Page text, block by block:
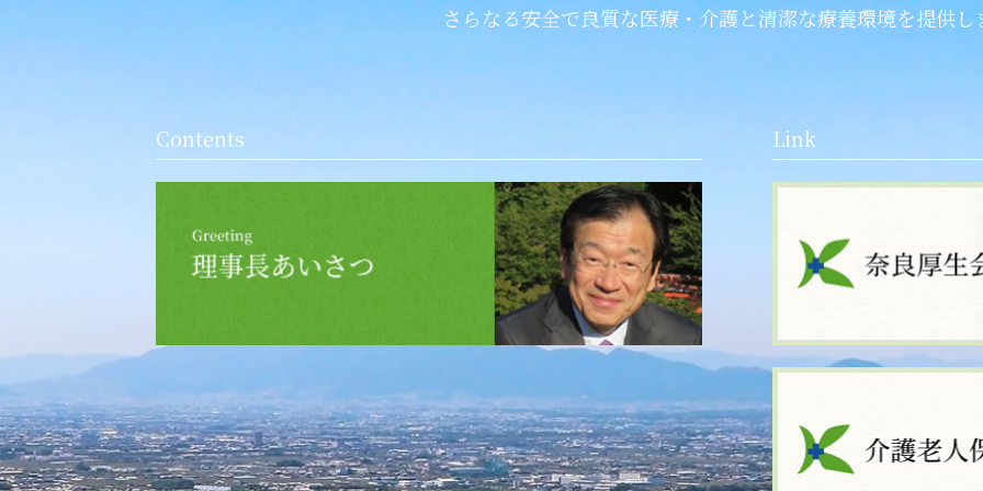
さらなる安全で良質な医療・介護と清潔な療養環境を提供し
Contents Link